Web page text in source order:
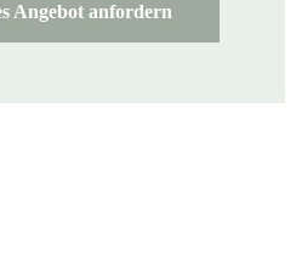
Angebot anfordern